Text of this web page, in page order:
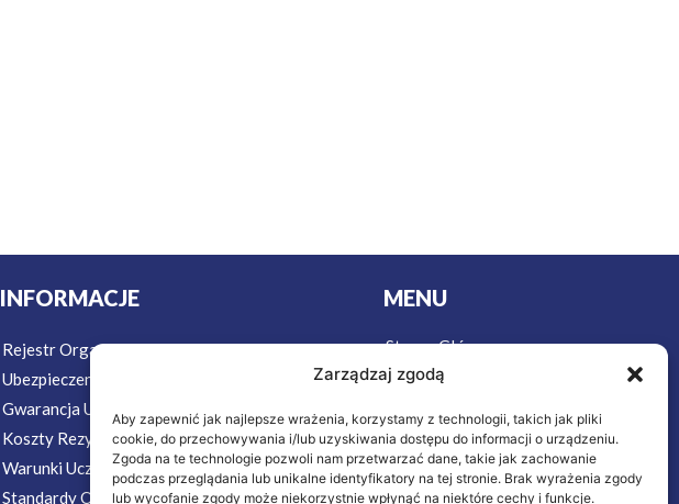
Zarządzaj zgodą
Aby zapewnić jak najlepsze wrażenia, korzystamy z technologii, takich jak pliki
cookie, do przechowywania i/lub uzyskiwania dostępu do informacji o urządzeniu.
Zgoda na te technologie pozwoli nam przetwarzać dane, takie jak zachowanie
podczas przeglądania lub unikalne identyfikatory na tej stronie. Brak wyrażenia zgody
lub wycofanie zgody może niekorzystnie wpłynąć na niektóre cechy i funkcje.
INFORMACJE
Rejestr Organizatorów Turystyki
Ubezpieczenie w Podróży
Gwarancja Ubezpieczeniowa
Koszty Rezygnacji Ubezpieczenie
Warunki Uczestnictwa
Standardy Ochrony Małoletnich
MENU
Strona Główna
Wycieczki
O nas
Kontakt